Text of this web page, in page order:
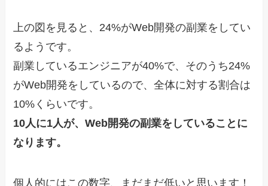
上の図を見ると、24%がWeb開発の副業をしてい
るようです。
副業しているエンジニアが40%で、そのうち24%
がWeb開発をしているので、全体に対する割合は
10%くらいです。
10人に1人が、Web開発の副業をしていることに
なります。
個人的にはこの数字、まだまだ低いと思います！